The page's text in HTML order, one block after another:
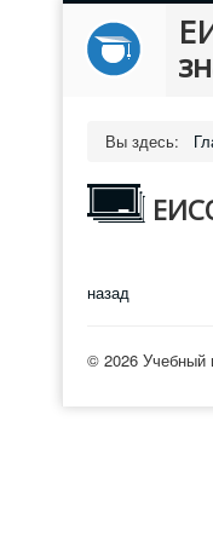
Вы здесь:
назад
© 2026 Учебный